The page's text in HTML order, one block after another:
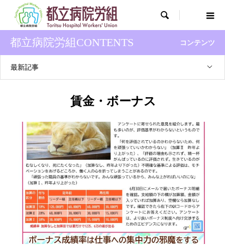

都立病院労組CONTENTS コンテンツ
最新記事
賃金・ボーナス